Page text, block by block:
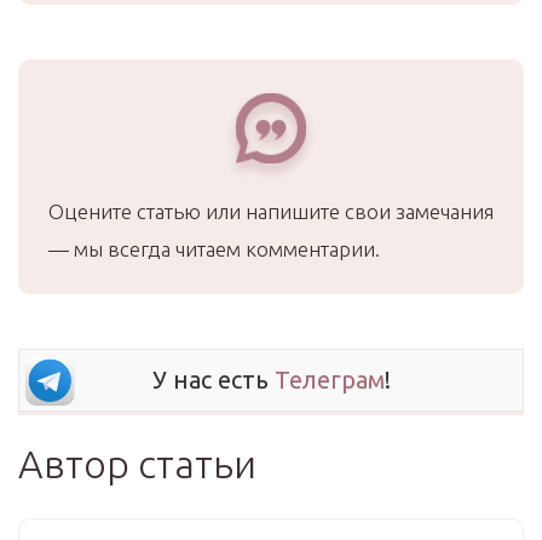
Оцените статью или напишите свои замечания
— мы всегда читаем комментарии.
У нас есть Телеграм!
Автор статьи